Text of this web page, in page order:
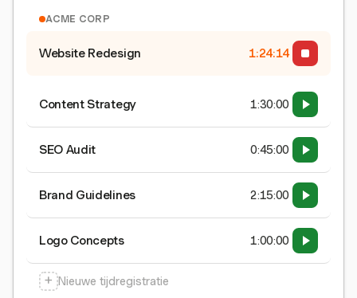
ACME CORP
Website Redesign 1:24:15
Content Strategy 1:30:00
SEO Audit 0:45:00
Brand Guidelines 2:15:00
Logo Concepts 1:00:00
+ Nieuwe tijdregistratie